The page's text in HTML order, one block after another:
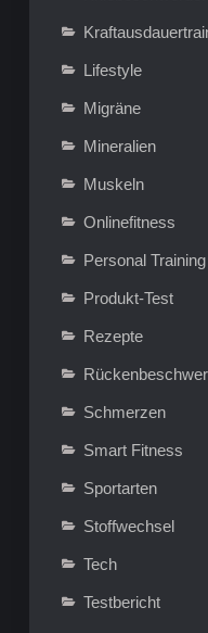
Lifestyle
Migräne
Mineralien
Muskeln
Onlinefitness
Personal Training
Produkt-Test
Rezepte
Schmerzen
Smart Fitness
Sportarten
Stoffwechsel
Tech
Testbericht